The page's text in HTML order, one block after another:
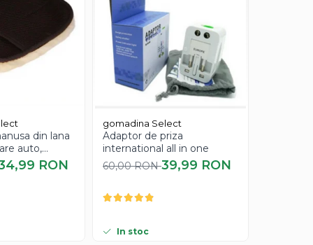
din lana
auto,
RON
gomadina Select
Adaptor de priza
international all in one
60,00 RON39,99 RON
In stoc